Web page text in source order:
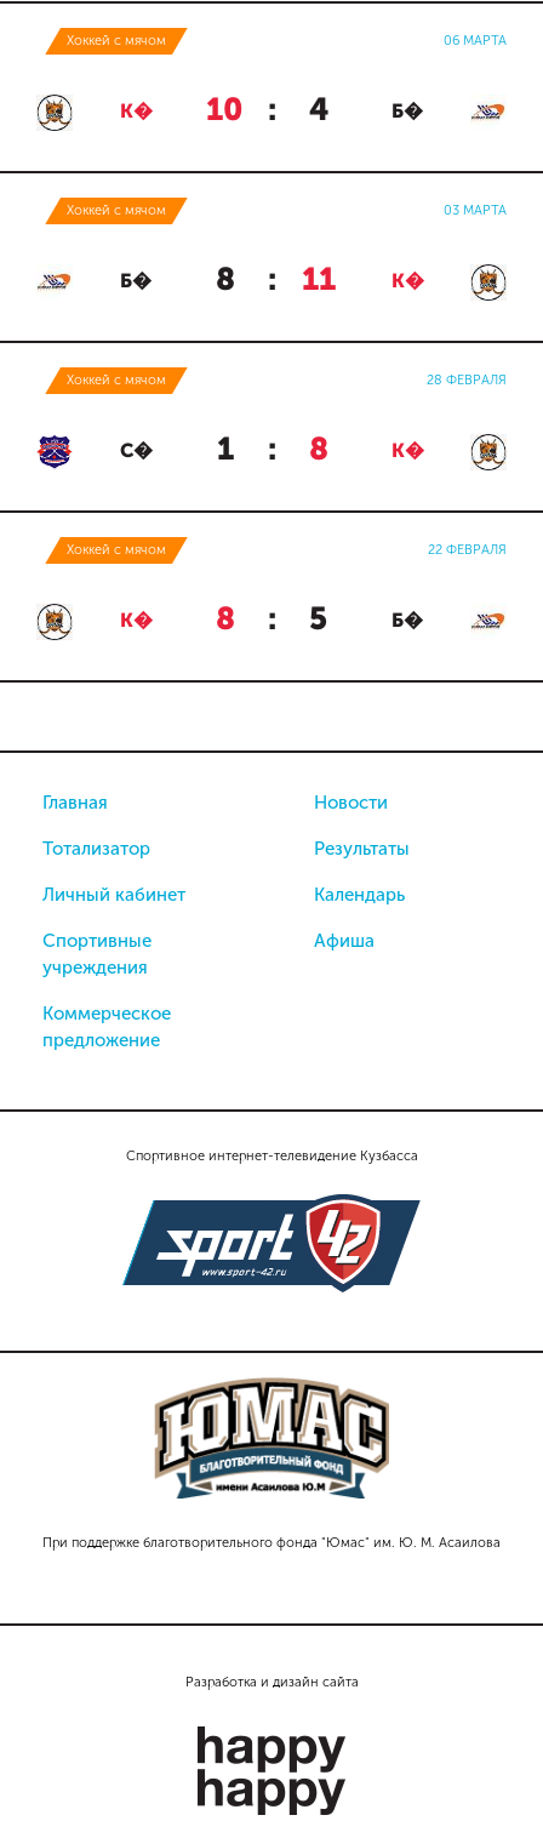
Хоккей с мячом 06 МАРТА
К� 10 : 4 Б�
Хоккей с мячом 03 МАРТА
Б� 8 : 11 К�
Хоккей с мячом 28 ФЕВРАЛЯ
С� 1 : 8 К�
Хоккей с мячом 22 ФЕВРАЛЯ
К� 8 : 5 Б�
Спортивное интернет-телевидение Кузбасса
При поддержке благотворительного фонда "Юмас" им. Ю. М. Асаилова
Главная
Тотализатор
Личный кабинет
Спортивные
учреждения
Коммерческое
предложение
Новости
Результаты
Календарь
Афиша
Разработка и дизайн сайта